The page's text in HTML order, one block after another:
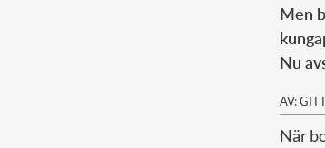
Men
Nu
AV:
När